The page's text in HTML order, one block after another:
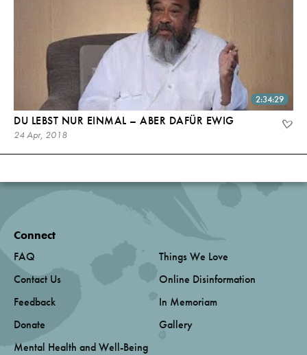
2:34:29
DU LEBST NUR EINMAL – ABER DAFÜR EWIG
24 Apr, 2018
Connect
FAQ
Contact Us
Feedback
Donate
Mental Health and Well-Being
Things We Love
Online Disinformation
In Memoriam
Gallery